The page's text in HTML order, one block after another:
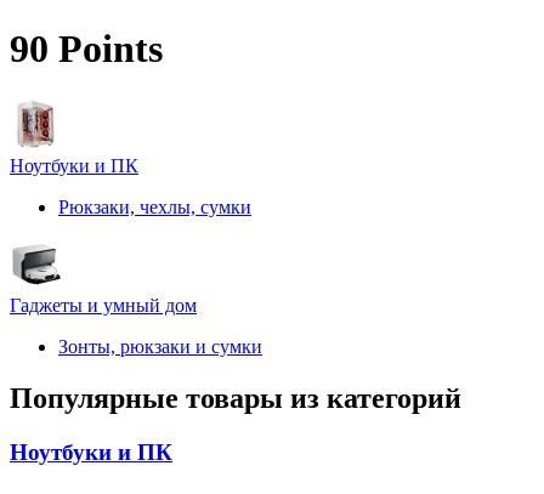
90 Points
Ноутбуки и ПК
Рюкзаки, чехлы, сумки
Гаджеты и умный дом
Зонты, рюкзаки и сумки
Популярные товары из категорий
Ноутбуки и ПК